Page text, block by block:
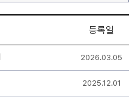
등록일
2026.03.05
2025.12.01